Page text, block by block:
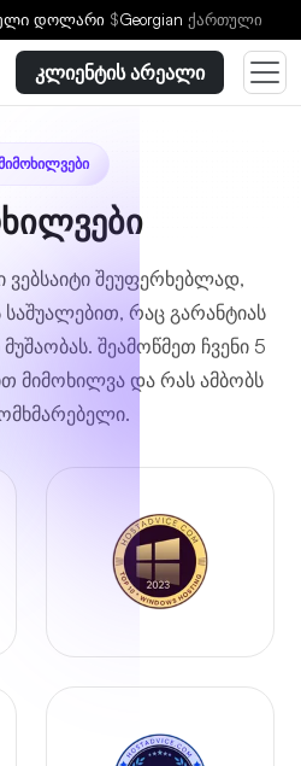
დოლარი $Georgian ქართული
კლიენტის არეალი
ვებსაიტი შეუფერხებლად,
საშუალებით, რაც გარანტიას
შეამოწმეთ ჩვენი 5
მიმოხილვა და რას ამბობს